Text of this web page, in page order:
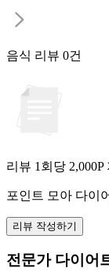
음식 리뷰 0건
리뷰 1회당 2,000P
포인트 모아 다이
리뷰 작성하기
전문가 다이어